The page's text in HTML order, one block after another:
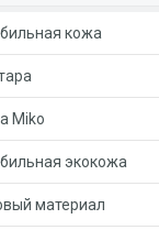
кожа
Miko
экокожа
материал